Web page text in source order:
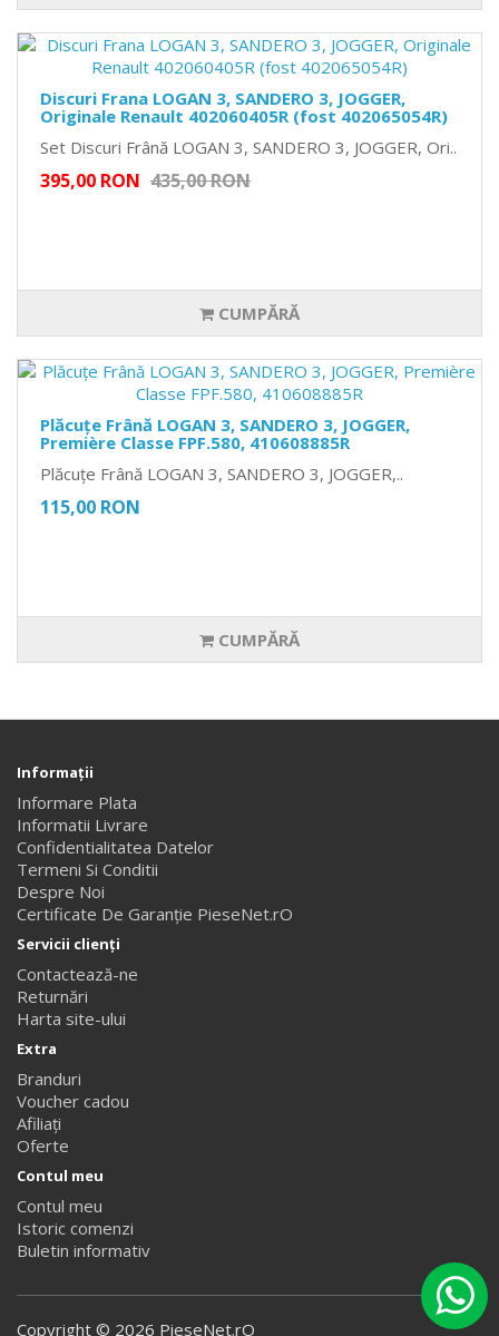
Discuri Frana LOGAN 3, SANDERO 3, JOGGER,
Originale Renault 402060405R (fost 402065054R)
Set Discuri Frână LOGAN 3, SANDERO 3, JOGGER, Ori..
395,00 RON 435,00 RON
CUMPĂRĂ
Plăcuțe Frână LOGAN 3, SANDERO 3, JOGGER,
Première Classe FPF.580, 410608885R
Plăcuțe Frână LOGAN 3, SANDERO 3, JOGGER,..
115,00 RON
CUMPĂRĂ
Informaţii
Informare Plata
Informatii Livrare
Confidentialitatea Datelor
Termeni Si Conditii
Despre Noi
Certificate De Garanție PieseNet.rO
Servicii clienţi
Contactează-ne
Returnări
Harta site-ului
Extra
Branduri
Voucher cadou
Afiliaţi
Oferte
Contul meu
Contul meu
Istoric comenzi
Buletin informativ
Copyright © 2026 PieseNet.rO
PieseNet,rO